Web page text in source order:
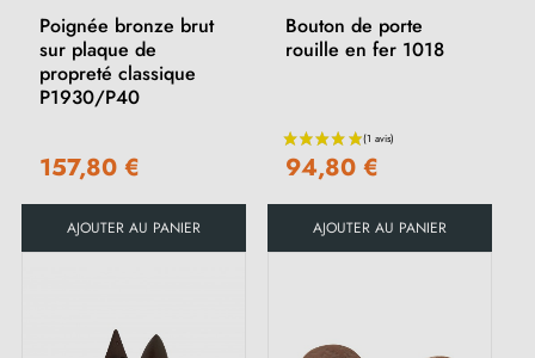
Poignée bronze brut
sur plaque de
propreté classique
P1930/P40
157,80 €
AJOUTER AU PANIER
Bouton de porte
rouille en fer 1018
94,80 €
AJOUTER AU PANIER